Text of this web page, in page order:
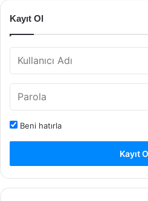
Kayıt Ol
Beni hatırla
Kayıt